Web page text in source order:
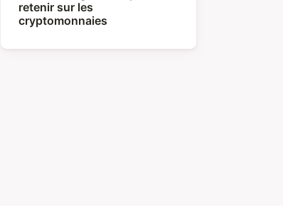
retenir sur les
cryptomonnaies